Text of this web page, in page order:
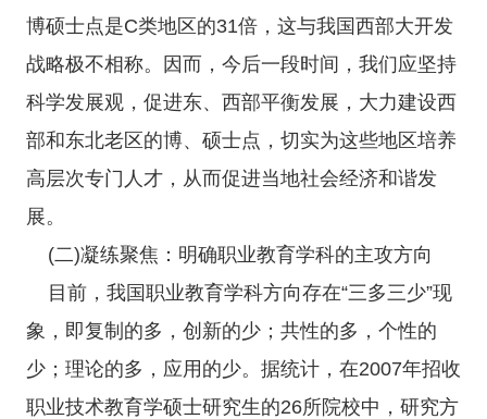
博硕士点是C类地区的31倍，这与我国西部大开发
战略极不相称。因而，今后一段时间，我们应坚持
科学发展观，促进东、西部平衡发展，大力建设西
部和东北老区的博、硕士点，切实为这些地区培养
高层次专门人才，从而促进当地社会经济和谐发
展。
(二)凝练聚焦：明确职业教育学科的主攻方向
目前，我国职业教育学科方向存在“三多三少”现
象，即复制的多，创新的少；共性的多，个性的
少；理论的多，应用的少。据统计，在2007年招收
职业技术教育学硕士研究生的26所院校中，研究方